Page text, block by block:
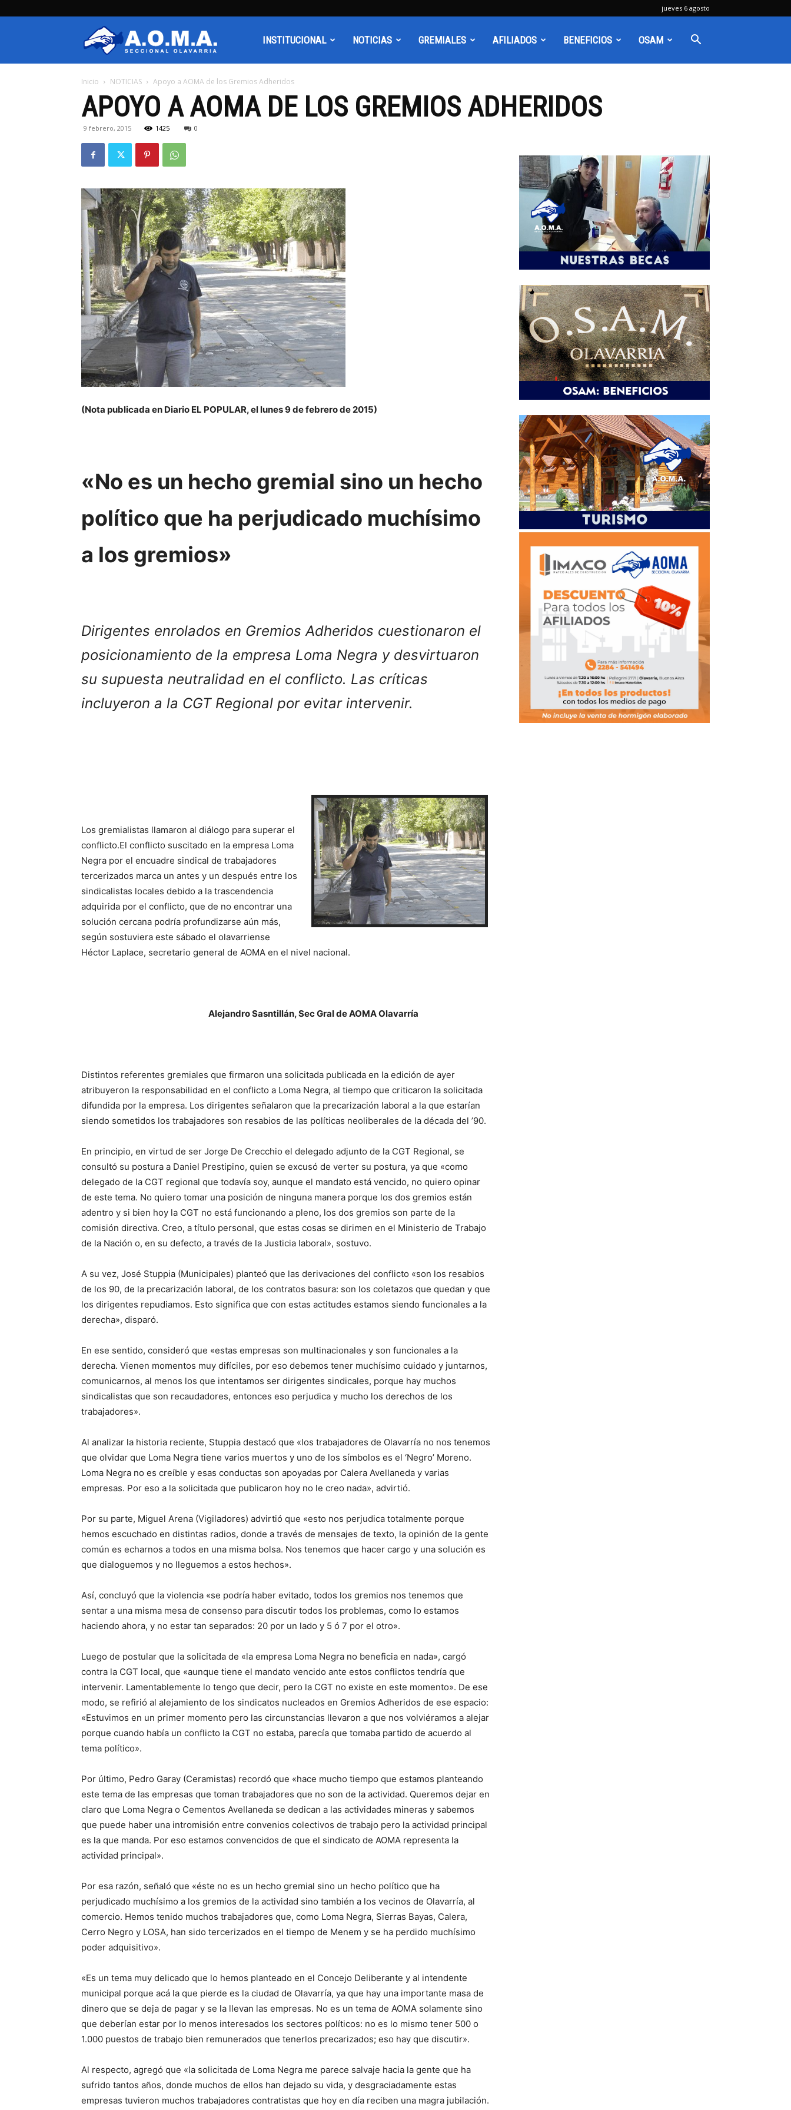
jueves 6 agosto
Olavarria
INSTITUCIONAL NOTICIAS GREMIALES AFILIADOS BENEFICIOS OSAM
Inicio NOTICIAS Apoyo a AOMA de los Gremios Adheridos
APOYO A AOMA DE LOS GREMIOS ADHERIDOS
9 febrero, 2015 1425 0
(Nota publicada en Diario EL POPULAR, el lunes 9 de febrero de 2015)
«No es un hecho gremial sino un hecho
político que ha perjudicado muchísimo
a los gremios»
Dirigentes enrolados en Gremios Adheridos cuestionaron el
posicionamiento de la empresa Loma Negra y desvirtuaron
su supuesta neutralidad en el conflicto. Las críticas
incluyeron a la CGT Regional por evitar intervenir.
Los gremialistas llamaron al diálogo para superar el
conflicto.El conflicto suscitado en la empresa Loma
Negra por el encuadre sindical de trabajadores
tercerizados marca un antes y un después entre los
sindicalistas locales debido a la trascendencia
adquirida por el conflicto, que de no encontrar una
solución cercana podría profundizarse aún más,
según sostuviera este sábado el olavarriense
Héctor Laplace, secretario general de AOMA en el nivel nacional.
Alejandro Sasntillán, Sec Gral de AOMA Olavarría
Distintos referentes gremiales que firmaron una solicitada publicada en la edición de ayer
atribuyeron la responsabilidad en el conflicto a Loma Negra, al tiempo que criticaron la solicitada
difundida por la empresa. Los dirigentes señalaron que la precarización laboral a la que estarían
siendo sometidos los trabajadores son resabios de las políticas neoliberales de la década del ’90.
En principio, en virtud de ser Jorge De Crecchio el delegado adjunto de la CGT Regional, se
consultó su postura a Daniel Prestipino, quien se excusó de verter su postura, ya que «como
delegado de la CGT regional que todavía soy, aunque el mandato está vencido, no quiero opinar
de este tema. No quiero tomar una posición de ninguna manera porque los dos gremios están
adentro y si bien hoy la CGT no está funcionando a pleno, los dos gremios son parte de la
comisión directiva. Creo, a título personal, que estas cosas se dirimen en el Ministerio de Trabajo
de la Nación o, en su defecto, a través de la Justicia laboral», sostuvo.
A su vez, José Stuppia (Municipales) planteó que las derivaciones del conflicto «son los resabios
de los 90, de la precarización laboral, de los contratos basura: son los coletazos que quedan y que
los dirigentes repudiamos. Esto significa que con estas actitudes estamos siendo funcionales a la
derecha», disparó.
En ese sentido, consideró que «estas empresas son multinacionales y son funcionales a la
derecha. Vienen momentos muy difíciles, por eso debemos tener muchísimo cuidado y juntarnos,
comunicarnos, al menos los que intentamos ser dirigentes sindicales, porque hay muchos
sindicalistas que son recaudadores, entonces eso perjudica y mucho los derechos de los
trabajadores».
Al analizar la historia reciente, Stuppia destacó que «los trabajadores de Olavarría no nos tenemos
que olvidar que Loma Negra tiene varios muertos y uno de los símbolos es el ‘Negro’ Moreno.
Loma Negra no es creíble y esas conductas son apoyadas por Calera Avellaneda y varias
empresas. Por eso a la solicitada que publicaron hoy no le creo nada», advirtió.
Por su parte, Miguel Arena (Vigiladores) advirtió que «esto nos perjudica totalmente porque
hemos escuchado en distintas radios, donde a través de mensajes de texto, la opinión de la gente
común es echarnos a todos en una misma bolsa. Nos tenemos que hacer cargo y una solución es
que dialoguemos y no lleguemos a estos hechos».
Así, concluyó que la violencia «se podría haber evitado, todos los gremios nos tenemos que
sentar a una misma mesa de consenso para discutir todos los problemas, como lo estamos
haciendo ahora, y no estar tan separados: 20 por un lado y 5 ó 7 por el otro».
Luego de postular que la solicitada de «la empresa Loma Negra no beneficia en nada», cargó
contra la CGT local, que «aunque tiene el mandato vencido ante estos conflictos tendría que
intervenir. Lamentablemente lo tengo que decir, pero la CGT no existe en este momento». De ese
modo, se refirió al alejamiento de los sindicatos nucleados en Gremios Adheridos de ese espacio:
«Estuvimos en un primer momento pero las circunstancias llevaron a que nos volviéramos a alejar
porque cuando había un conflicto la CGT no estaba, parecía que tomaba partido de acuerdo al
tema político».
Por último, Pedro Garay (Ceramistas) recordó que «hace mucho tiempo que estamos planteando
este tema de las empresas que toman trabajadores que no son de la actividad. Queremos dejar en
claro que Loma Negra o Cementos Avellaneda se dedican a las actividades mineras y sabemos
que puede haber una intromisión entre convenios colectivos de trabajo pero la actividad principal
es la que manda. Por eso estamos convencidos de que el sindicato de AOMA representa la
actividad principal».
Por esa razón, señaló que «éste no es un hecho gremial sino un hecho político que ha
perjudicado muchísimo a los gremios de la actividad sino también a los vecinos de Olavarría, al
comercio. Hemos tenido muchos trabajadores que, como Loma Negra, Sierras Bayas, Calera,
Cerro Negro y LOSA, han sido tercerizados en el tiempo de Menem y se ha perdido muchísimo
poder adquisitivo».
«Es un tema muy delicado que lo hemos planteado en el Concejo Deliberante y al intendente
municipal porque acá la que pierde es la ciudad de Olavarría, ya que hay una importante masa de
dinero que se deja de pagar y se la llevan las empresas. No es un tema de AOMA solamente sino
que deberían estar por lo menos interesados los sectores políticos: no es lo mismo tener 500 o
1.000 puestos de trabajo bien remunerados que tenerlos precarizados; eso hay que discutir».
Al respecto, agregó que «la solicitada de Loma Negra me parece salvaje hacia la gente que ha
sufrido tantos años, donde muchos de ellos han dejado su vida, y desgraciadamente estas
empresas tuvieron muchos trabajadores contratistas que hoy en día reciben una magra jubilación.